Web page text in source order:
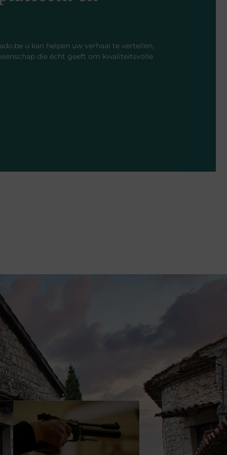
u kan helpen uw verhaal te vertellen,
die écht geeft om kwaliteitsvolle